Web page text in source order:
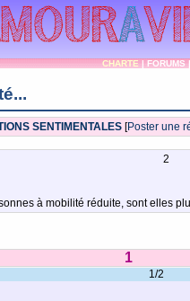
CHARTE|FORUMS
SENTIMENTALES [Poster une
2
à mobilité réduite, sont elles
1
1/2